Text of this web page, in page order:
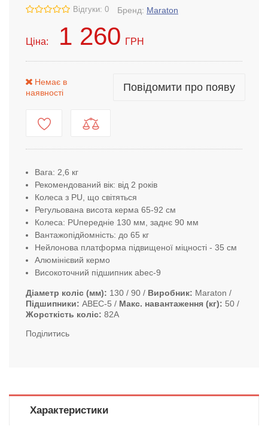
Відгуки: 0 Бренд: Maraton
Ціна: 1 260 ГРН
Немає в
наявності
Повідомити про появу
Вага: 2,6 кг
Рекомендований вік: від 2 років
Колеса з PU, що світяться
Регульована висота керма 65-92 см
Колеса: PUпередніе 130 мм, заднє 90 мм
Вантажопідйомність: до 65 кг
Нейлонова платформа підвищеної міцності - 35 см
Алюмінієвий кермо
Високоточний підшипник abec-9
Діаметр коліс (мм) 130 / 90 Виробник
Maraton
Підшипники
ABEC-5 Макс. навантаження (кг)
50
Жорсткість коліс 82А
Поділитись
Характеристики